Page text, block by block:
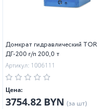
Домкрат гидравлический TOR
ДГ-200 г/п 200,0 т
Артикул: 1006111
Цена:
3754.82 BYN (за шт)